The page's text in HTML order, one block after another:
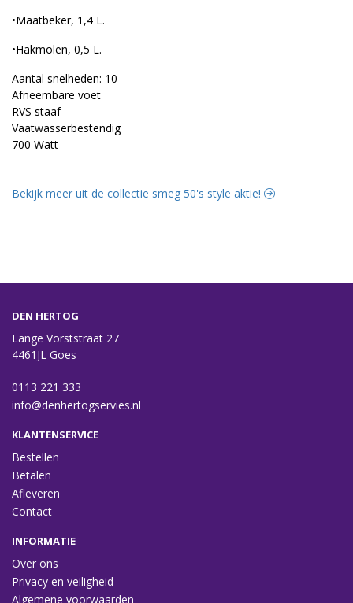
•Maatbeker, 1,4 L.
•Hakmolen, 0,5 L.
Aantal snelheden: 10
Afneembare voet
RVS staaf
Vaatwasserbestendig
700 Watt
Bekijk meer uit de collectie smeg 50's style aktie!
DEN HERTOG
Lange Vorststraat 27
4461JL Goes
0113 221 333
info@denhertogservies.nl
KLANTENSERVICE
Bestellen
Betalen
Afleveren
Contact
INFORMATIE
Over ons
Privacy en veiligheid
Algemene voorwaarden